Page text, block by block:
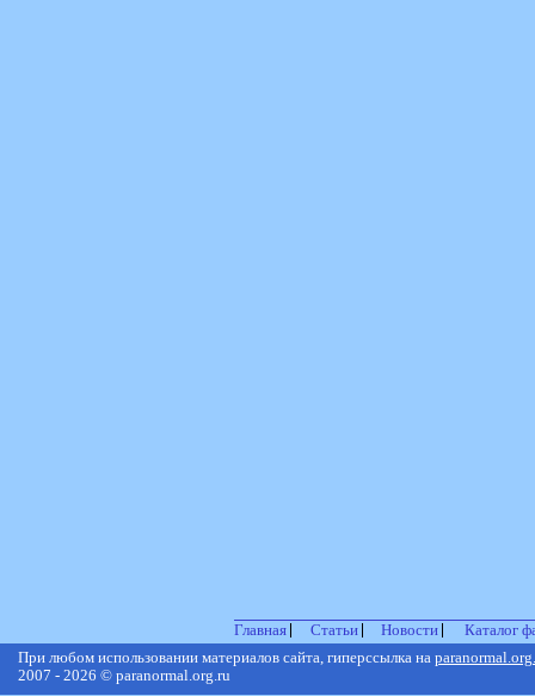
Главная Статьи Новости
Каталог
При любом использовании материалов сайта, гиперссылка на
2007 - 2026 © paranormal.org.ru